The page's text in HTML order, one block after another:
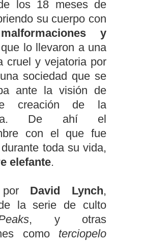
los 18 meses de
su cuerpo con
malformaciones y
que lo llevaron a una
cruel y vejatoria por
sociedad que se
ante la visión de
creación de la
De ahí el
con el que fue
toda su vida,
elefante.
por David Lynch,
la serie de culto
, y otras
como terciopelo